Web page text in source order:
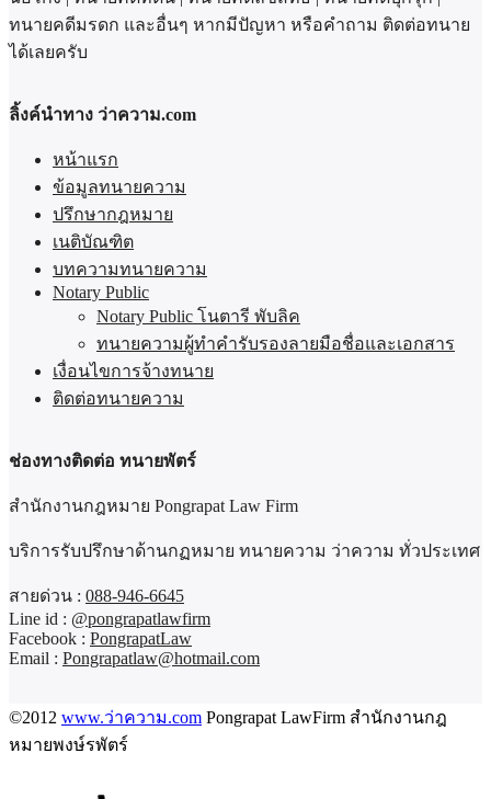
ทนายคดีมรดก และอื่นๆ หากมีปัญหา หรือคำถาม ติดต่อทนาย
ได้เลยครับ
ลิ้งค์นำทาง ว่าความ.com
หน้าแรก
ข้อมูลทนายความ
ปรึกษากฎหมาย
เนติบัณฑิต
บทความทนายความ
Notary Public
Notary Public โนตารี พับลิค
ทนายความผู้ทำคำรับรองลายมือชื่อและเอกสาร
เงื่อนไขการจ้างทนาย
ติดต่อทนายความ
ช่องทางติดต่อ ทนายพัตร์
สำนักงานกฎหมาย Pongrapat Law Firm
บริการรับปรึกษาด้านกฏหมาย ทนายความ ว่าความ ทั่วประเทศ
สายด่วน : 088-946-6645
Line id : @pongrapatlawfirm
Facebook : PongrapatLaw
Email : Pongrapatlaw@hotmail.com
©2012 www.ว่าความ.com Pongrapat LawFirm สำนักงานกฎ
หมายพงษ์รพัตร์